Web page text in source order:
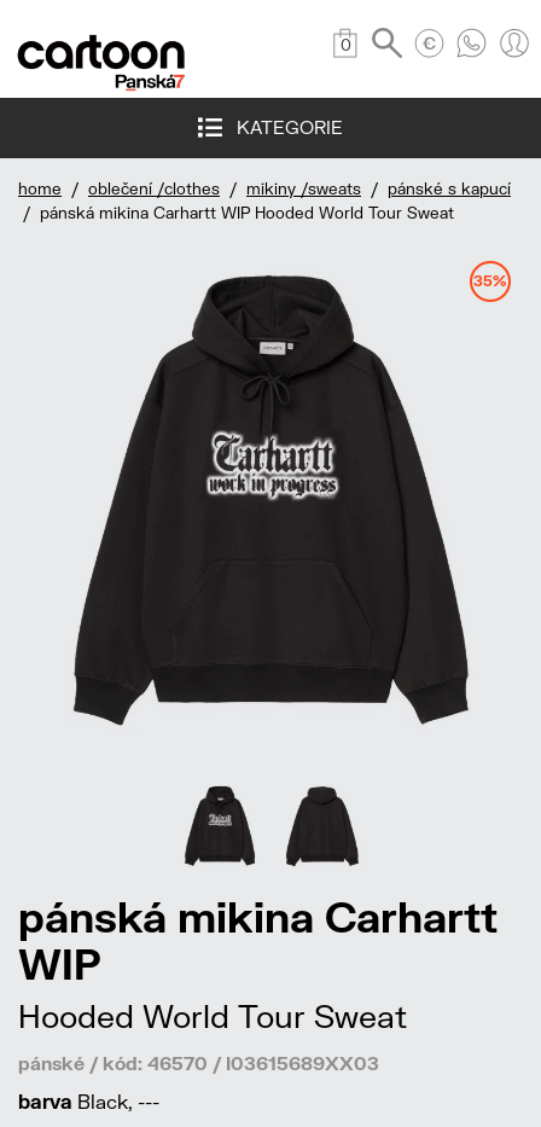
0
KATEGORIE
home / oblečení /clothes / mikiny /sweats / pánské s kapucí
/ pánská mikina Carhartt WIP Hooded World Tour Sweat
35%
pánská mikina Carhartt
WIP
Hooded World Tour Sweat
pánské / kód: 46570 / I03615689XX03
barva Black, ---